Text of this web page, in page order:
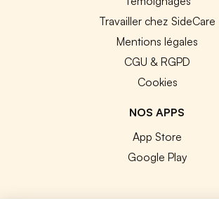
Travailler chez SideCare
Mentions légales
CGU & RGPD
Cookies
NOS APPS
App Store
Google Play